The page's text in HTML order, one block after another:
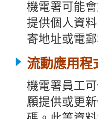
機電署可能
提供個人資
寄地址或電郵
流動應用程
機電署員工
願提供或更